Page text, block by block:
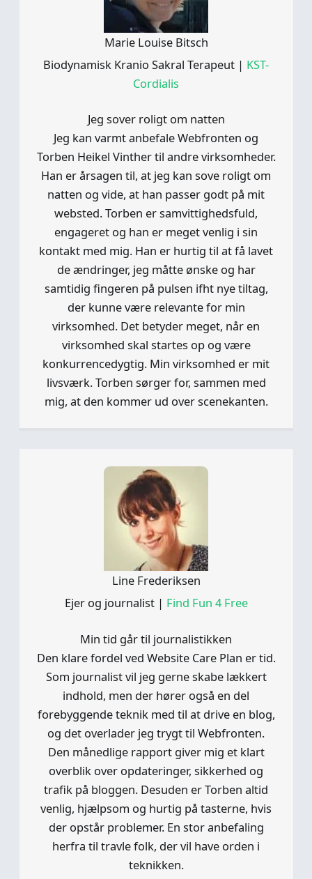
Marie Louise Bitsch
Biodynamisk Kranio Sakral Terapeut | KST-
Cordialis
Jeg sover roligt om natten
Jeg kan varmt anbefale Webfronten og
Torben Heikel Vinther til andre virksomheder.
Han er årsagen til, at jeg kan sove roligt om
natten og vide, at han passer godt på mit
websted. Torben er samvittighedsfuld,
engageret og han er meget venlig i sin
kontakt med mig. Han er hurtig til at få lavet
de ændringer, jeg måtte ønske og har
samtidig fingeren på pulsen ifht nye tiltag,
der kunne være relevante for min
virksomhed. Det betyder meget, når en
virksomhed skal startes op og være
konkurrencedygtig. Min virksomhed er mit
livsværk. Torben sørger for, sammen med
mig, at den kommer ud over scenekanten.
Line Frederiksen
Ejer og journalist| Find Fun 4 Free
Min tid går til journalistikken
Den klare fordel ved Website Care Plan er tid.
Som journalist vil jeg gerne skabe lækkert
indhold, men der hører også en del
forebyggende teknik med til at drive en blog,
og det overlader jeg trygt til Webfronten.
Den månedlige rapport giver mig et klart
overblik over opdateringer, sikkerhed og
trafik på bloggen. Desuden er Torben altid
venlig, hjælpsom og hurtig på tasterne, hvis
der opstår problemer. En stor anbefaling
herfra til travle folk, der vil have orden i
teknikken.